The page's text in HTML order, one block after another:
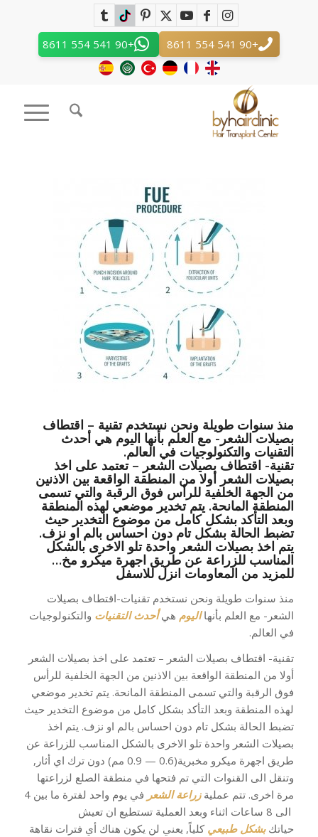
+90 541 554 8611
+90 541 554 8611
أنت هنا .. Home
/ طريقة ال FUE لزراعة الشعر
منذ سنوات طويلة ونحن نستخدم تقنية – اقتطاف
بصيلات الشعر- مع العلم بأنها اليوم هي أحدث
التقنيات والتكنولوجيات في العالم.
تقنية- اقتطاف بصيلات الشعر – تعتمد على اخذ
بصيلات الشعر أولا من المنطقة الواقعة بين الاذنين
من الجهة الخلفية للرأس فوق الرقبة والتي تسمى
المنطقة المانحة. يتم تخدير موضعي لهذه المنطقة
وبعد التأكد بشكل كامل من موضوع التخدير حيث
تضبط الحالة بشكل تام دون احساس بالم او نزف.
يتم اخذ بصيلات الشعر واحدة تلو الاخرى بالشكل
المناسب للزراعة عن طريق اجهرة ميكرو مخ…
للمزيد من المعاومات انزل للاسفل
منذ سنوات طويلة ونحن نستخدم تقنيات-اقتطاف بصيلات
الشعر- مع العلم بأنهااليوم هيأحدث التقنيات والتكنولوجيات
في العالم.
تقنية- اقتطاف بصيلات الشعر – تعتمد على اخذ بصيلات الشعر
أولا من المنطقة الواقعة بين الاذنين من الجهة الخلفية للرأس
فوق الرقبة والتي تسمى المنطقة المانحة. يتم تخدير موضعي
لهذه المنطقة وبعد التأكد بشكل كامل من موضوع التخدير حيث
تضبط الحالة بشكل تام دون احساس بالم او نزف. يتم اخذ
بصيلات الشعر واحدة تلو الاخرى بالشكل المناسب للزراعة عن
طريق اجهرة ميكرو مخبرية(0.6 — 0.9 مم) دون ترك اي أثار,
وتنقل الى القنوات التي تم فتحها في منطقة الصلع لزراعتها
مرة اخرى. تتم عمليةزراعة الشعر
في يوم واحد لفترة ما بين 4
الى 8 ساعات اثناء وبعد العملية تستطيع ان تعيش
حياتكبشكل طبيعي كلياً, يعني لن يكون هناك أي فترات نقاهة